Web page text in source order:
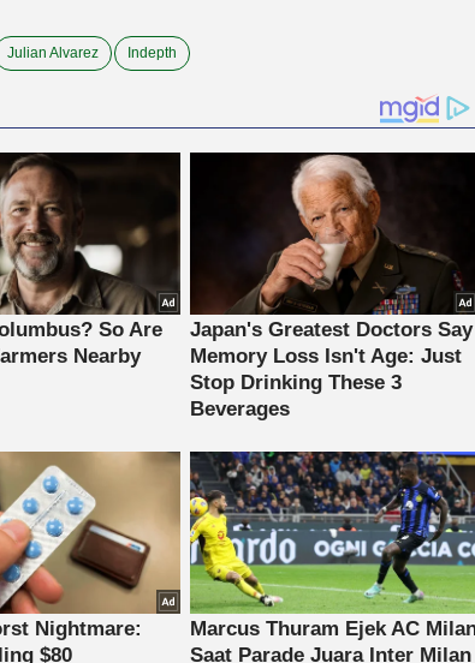
Julian Alvarez Indepth